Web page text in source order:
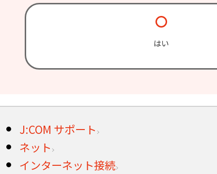
はい
J:COM サポート
ネット
インターネット接続